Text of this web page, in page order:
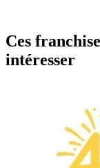
Ces
intéresser